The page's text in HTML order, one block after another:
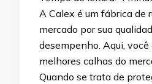
A Calex é um fábrica de
mercado por sua
desempenho. Aqui,
melhores calhas do
Quando se trata de